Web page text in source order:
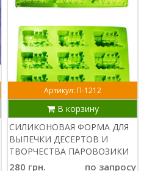
Артикул: П-1212
В корзину
СИЛИКОНОВАЯ ФОРМА ДЛЯ
ВЫПЕЧКИ ДЕСЕРТОВ И
ТВОРЧЕСТВА ПАРОВОЗИКИ
280 грн. по запросу